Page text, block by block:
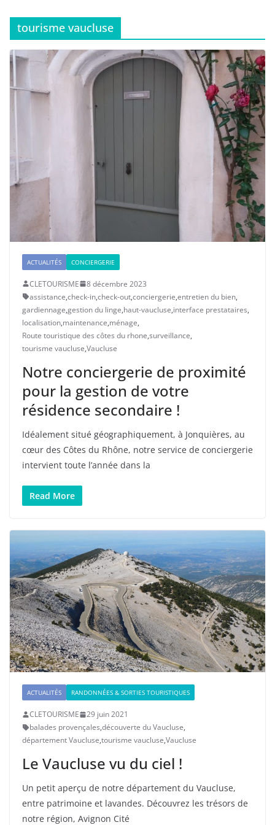
tourisme vaucluse
ACTUALITÉS CONCIERGERIE
CLETOURISME
8 décembre 2023
assistance,check-in,check-out,conciergerie,entretien du bien,
gardiennage,gestion du linge,haut-vaucluse,interface prestataires,
localisation,maintenance,ménage,
Route touristique des côtes du rhone,surveillance,
tourisme vaucluse,Vaucluse
Notre conciergerie de proximité
pour la gestion de votre
résidence secondaire !
Idéalement situé géographiquement, à Jonquières, au
cœur des Côtes du Rhône, notre service de conciergerie
intervient toute l’année dans la
Read More
ACTUALITÉS RANDONNÉES & SORTIES TOURISTIQUES
CLETOURISME
29 juin 2021
balades provençales,découverte du Vaucluse,
département Vaucluse,tourisme vaucluse,Vaucluse
Le Vaucluse vu du ciel !
Un petit aperçu de notre département du Vaucluse,
entre patrimoine et lavandes. Découvrez les trésors de
notre région, Avignon Cité